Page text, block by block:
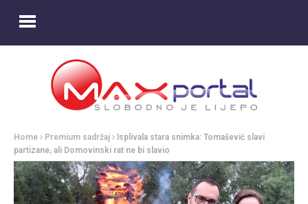
Home Premium sadržaj
Isplivala stara snimka: Tomašević slavi
partizane, ali Domovinski rat ne bi slavio